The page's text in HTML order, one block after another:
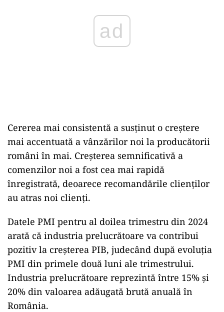
lună consecutiv în mai, cu un număr
semnificativ de comenzi noi care au dus la
intensificarea producției. Rata de creștere s-a
ad
Cererea mai consistentă a susținut o creștere
mai accentuată a vânzărilor noi la producătorii
români în mai. Creșterea semnificativă a